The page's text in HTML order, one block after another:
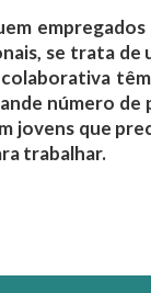
empregados
se trata de
número de
jovens que
trabalhar.